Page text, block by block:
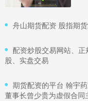
舟山期货配资 股指期
配资炒股交易网站、
股、实盘交易
期货配资的平台 翰宇
董事长曾少贵为虚假合同